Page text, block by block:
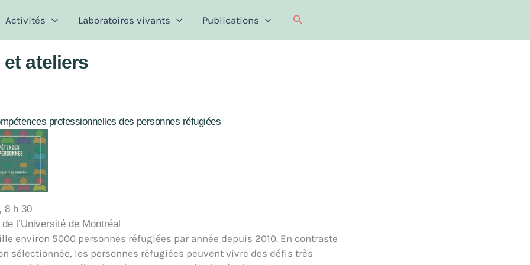
Activités Laboratoires vivants Publications Recherche
ateliers
professionnelles des personnes réfugiées
8 h 30
l’Université de Montréal
environ 5000 personnes réfugiées par année depuis 2010. En contraste
sélectionnée, les personnes réfugiées peuvent vivre des défis très